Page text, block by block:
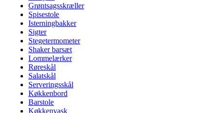
Grøntsagsskræller
Spisestole
Isterningbakker
Sigter
Stegetermometer
Shaker barsæt
Lommelærker
Røreskål
Salatskål
Serveringsskål
Køkkenbord
Barstole
Køkkenvask